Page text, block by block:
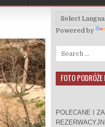
Powered by
Search for:
FOTO PODRÓŻE
POLECANE I